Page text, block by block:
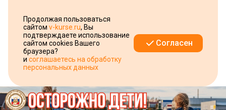
Продолжая пользоваться
сайтом v-kurse.ru, Вы
подтверждаете использование
сайтом cookies Вашего
браузера?
и соглашаетесь на обработку
персональных данных
Согласен